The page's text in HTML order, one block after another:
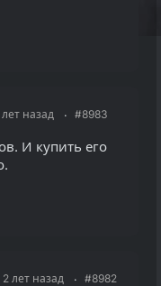
назад #8983
И купить его
лет назад #8982